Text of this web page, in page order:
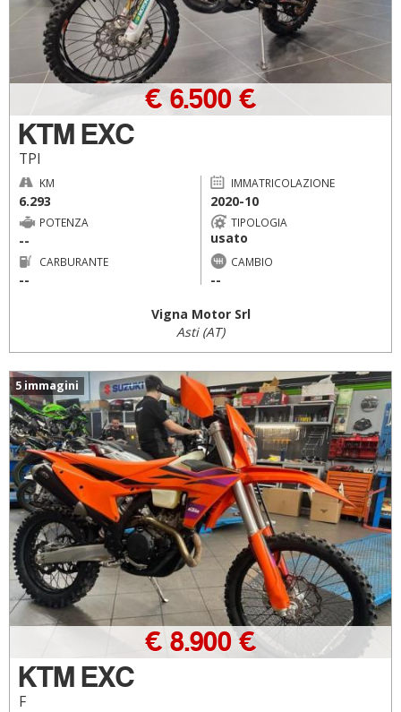
KTM EXC
TPI
€ 6.500 €
KM
6.293
IMMATRICOLAZIONE
2020-10
POTENZA
--
TIPOLOGIA
usato
CARBURANTE
--
CAMBIO
--
Vigna Motor Srl
Asti (AT)
5 immagini
KTM EXC
F
€ 8.900 €